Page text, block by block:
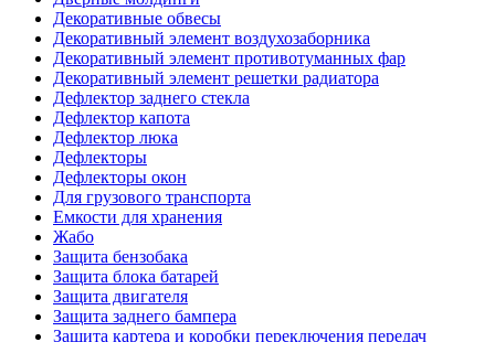
Декоративные обвесы
Декоративный элемент воздухозаборника
Декоративный элемент противотуманных фар
Декоративный элемент решетки радиатора
Дефлектор заднего стекла
Дефлектор капота
Дефлектор люка
Дефлекторы
Дефлекторы окон
Для грузового транспорта
Емкости для хранения
Жабо
Защита бензобака
Защита блока батарей
Защита двигателя
Защита заднего бампера
Защита картера и коробки переключения передач